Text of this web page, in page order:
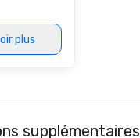
plus
supplémentaires